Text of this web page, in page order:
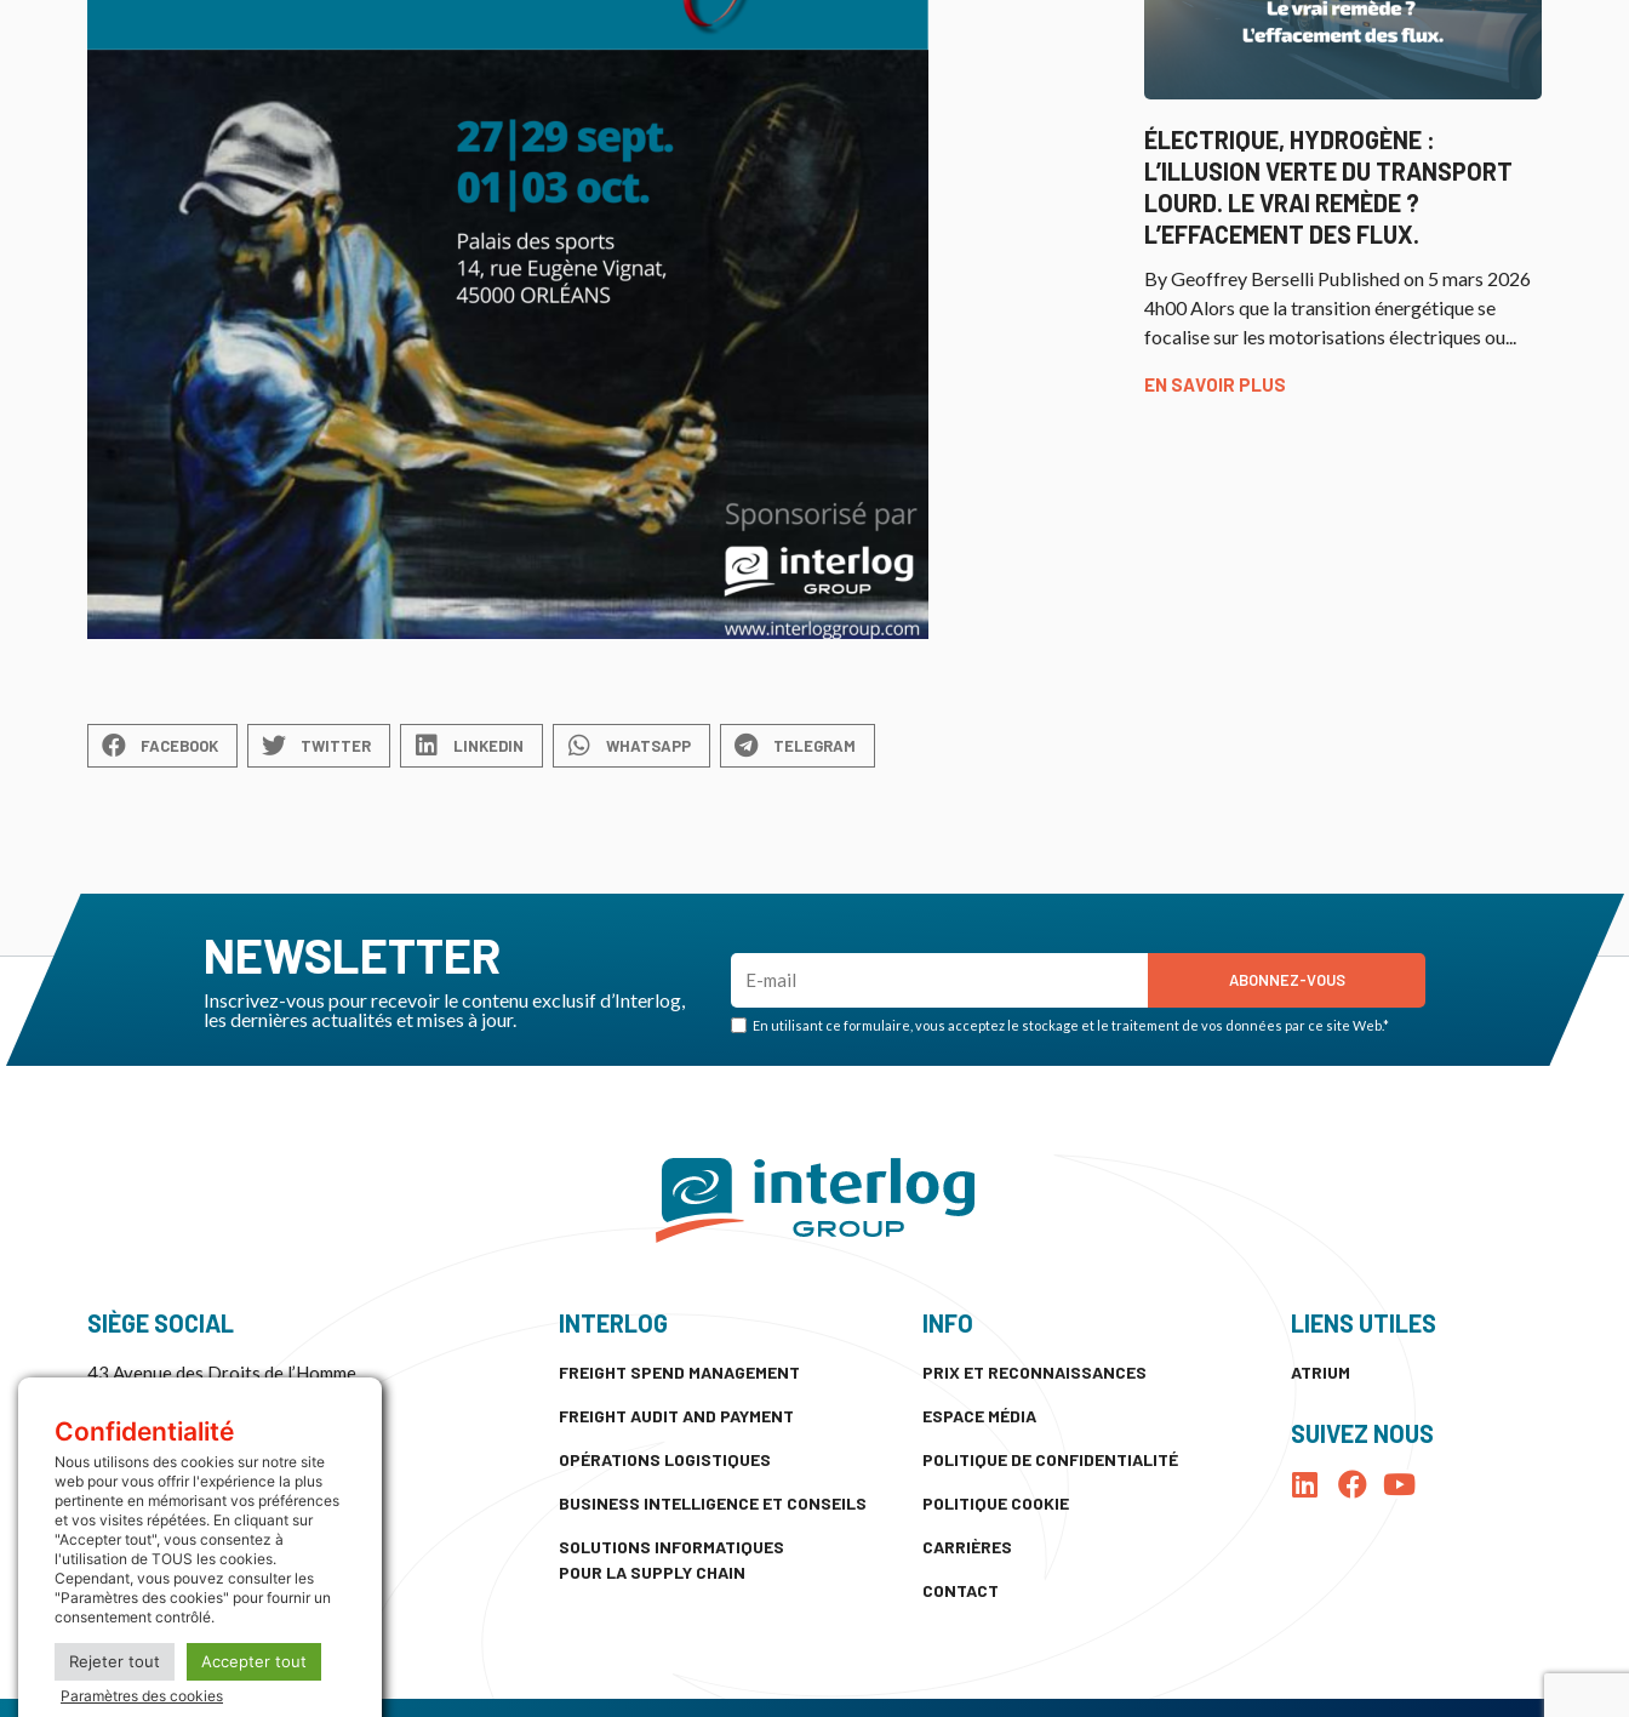
FACEBOOK TWITTER LINKEDIN WHATSAPP TELEGRAM
ÉLECTRIQUE, HYDROGÈNE :
L’ILLUSION VERTE DU TRANSPORT
LOURD. LE VRAI REMÈDE ?
L’EFFACEMENT DES FLUX.
By Geoffrey Berselli Published on 5 mars 2026
4h00 Alors que la transition énergétique se
focalise sur les motorisations électriques ou...
EN SAVOIR PLUS
NEWSLETTER
Inscrivez-vous pour recevoir le contenu exclusif d’Interlog,
les dernières actualités et mises à jour.
En utilisant ce formulaire, vous acceptez le stockage et le traitement de vos données par ce site Web.*
ABONNEZ-VOUS
SIÈGE SOCIAL
43 Avenue des Droits de l’Homme
La France
Plus d’informations :
+33 (0) 2 38 73 64 33
contact@interloggroup.com
INTERLOG
FREIGHT SPEND MANAGEMENT
FREIGHT AUDIT AND PAYMENT
OPÉRATIONS LOGISTIQUES
BUSINESS INTELLIGENCE ET CONSEILS
SOLUTIONS INFORMATIQUES
POUR LA SUPPLY CHAIN
INFO
PRIX ET RECONNAISSANCES
ESPACE MÉDIA
POLITIQUE DE CONFIDENTIALITÉ
POLITIQUE COOKIE
CARRIÈRES
CONTACT
LIENS UTILES
ATRIUM
SUIVEZ NOUS
Confidentialité
Nous utilisons des cookies sur notre site
web pour vous offrir l'expérience la plus
pertinente en mémorisant vos préférences
et vos visites répétées. En cliquant sur
"Accepter tout", vous consentez à
l'utilisation de TOUS les cookies.
Cependant, vous pouvez consulter les
"Paramètres des cookies" pour fournir un
consentement contrôlé.
Rejeter tout Accepter tout
Paramètres des cookies